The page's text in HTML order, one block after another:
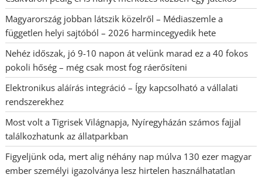
Magyarország jobban látszik közelről – Médiaszemle a
független helyi sajtóból – 2026 harmincegyedik hete
Nehéz időszak, jó 9-10 napon át velünk marad ez a 40 fokos
pokoli hőség – még csak most fog ráerősíteni
Elektronikus aláírás integráció – Így kapcsolható a vállalati
rendszerekhez
Most volt a Tigrisek Világnapja, Nyíregyházán számos fajjal
találkozhatunk az állatparkban
Figyeljünk oda, mert alig néhány nap múlva 130 ezer magyar
ember személyi igazolványa lesz hirtelen használhatatlan